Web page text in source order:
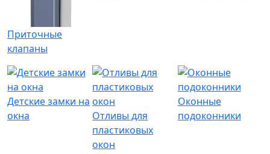
Приточные
клапаны
Детские замки на
окна
Отливы для
пластиковых
окон
Оконные
подоконники